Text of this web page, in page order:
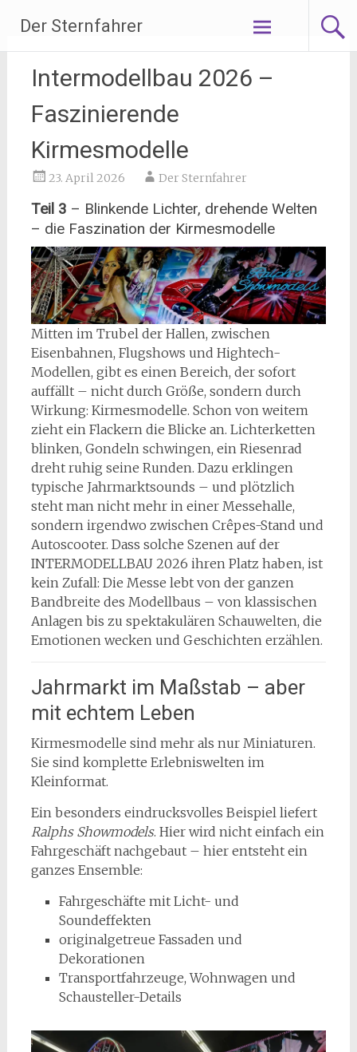
Inhalt
springen
Der Sternfahrer
Intermodellbau 2026 –
Faszinierende
Kirmesmodelle
23. April 2026 Der Sternfahrer
Teil 3 – Blinkende Lichter, drehende Welten
– die Faszination der Kirmesmodelle
Mitten im Trubel der Hallen, zwischen
Eisenbahnen, Flugshows und Hightech-
Modellen, gibt es einen Bereich, der sofort
auffällt – nicht durch Größe, sondern durch
Wirkung: Kirmesmodelle. Schon von weitem
zieht ein Flackern die Blicke an. Lichterketten
blinken, Gondeln schwingen, ein Riesenrad
dreht ruhig seine Runden. Dazu erklingen
typische Jahrmarktsounds – und plötzlich
steht man nicht mehr in einer Messehalle,
sondern irgendwo zwischen Crêpes-Stand und
Autoscooter. Dass solche Szenen auf der
INTERMODELLBAU 2026 ihren Platz haben, ist
kein Zufall: Die Messe lebt von der ganzen
Bandbreite des Modellbaus – von klassischen
Anlagen bis zu spektakulären Schauwelten, die
Emotionen wecken und Geschichten erzählen.
Jahrmarkt im Maßstab – aber
mit echtem Leben
Kirmesmodelle sind mehr als nur Miniaturen.
Sie sind komplette Erlebniswelten im
Kleinformat.
Ein besonders eindrucksvolles Beispiel liefert
Ralphs Showmodels. Hier wird nicht einfach ein
Fahrgeschäft nachgebaut – hier entsteht ein
ganzes Ensemble:
Fahrgeschäfte mit Licht- und
Soundeffekten
originalgetreue Fassaden und
Dekorationen
Transportfahrzeuge, Wohnwagen und
Schausteller-Details